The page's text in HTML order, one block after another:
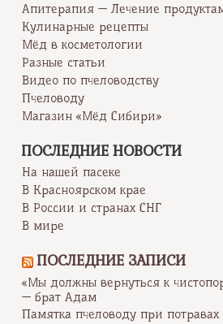
Апитерапия — Лечение
Кулинарные рецепты
Мёд в косметологии
Разные статьи
Видео по пчеловодству
Пчеловоду
Магазин «Мёд Сибири»
ПОСЛЕДНИЕ НОВОСТИ
На нашей пасеке
В Красноярском крае
В России и странах СНГ
В мире
ПОСЛЕДНИЕ ЗАПИСИ
«Мы должны вернуться к
— брат Адам
Памятка пчеловоду при потравах